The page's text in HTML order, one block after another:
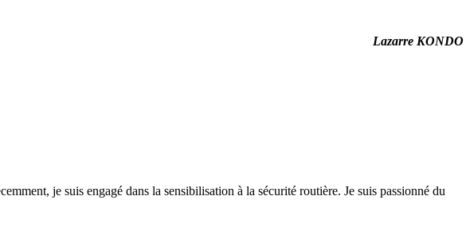
Lazarre KONDO
je suis engagé dans la sensibilisation à la sécurité routière. Je suis passionné du